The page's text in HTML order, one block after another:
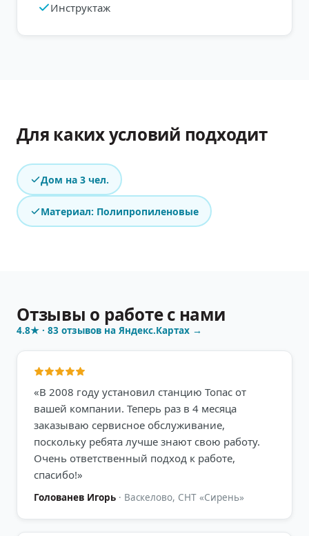
Инструктаж
Для каких условий подходит
Дом на 3 чел.
Материал: Полипропиленовые
Отзывы о работе с нами
4.8★ · 83 отзывов на Яндекс.Картах →
«В 2008 году установил станцию Топас от
вашей компании. Теперь раз в 4 месяца
заказываю сервисное обслуживание,
поскольку ребята лучше знают свою работу.
Очень ответственный подход к работе,
спасибо!»
Голованев Игорь · Васкелово, СНТ «Сирень»